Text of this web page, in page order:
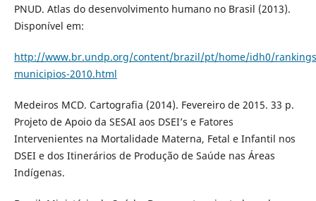
PNUD. Atlas do desenvolvimento humano no Brasil (2013).
Disponível em:
http://www.br.undp.org/content/brazil/pt/home/idh0/
municipios-2010.html
Medeiros MCD. Cartografia (2014). Fevereiro de 2015. 33 p.
Projeto de Apoio da SESAI aos DSEI’s e Fatores
Intervenientes na Mortalidade Materna, Fetal e Infantil nos
DSEI e dos Itinerários de Produção de Saúde nas Áreas
Indígenas.